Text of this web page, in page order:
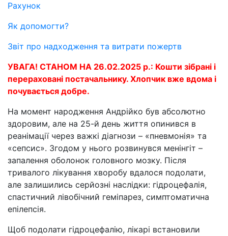
Рахунок
Як допомогти?
Звіт про надходження та витрати пожертв
УВАГА! СТАНОМ НА 26.02.2025 р.: Кошти зібрані і
перераховані постачальнику. Хлопчик вже вдома і
почувається добре.
На момент народження Андрійко був абсолютно
здоровим, але на 25-й день життя опинився в
реанімації через важкі діагнози – «пневмонія» та
«сепсис». Згодом у нього розвинувся менінгіт –
запалення оболонок головного мозку. Після
тривалого лікування хворобу вдалося подолати,
але залишились серйозні наслідки: гідроцефалія,
спастичний лівобічний геміпарез, симптоматична
епілепсія.
Щоб подолати гідроцефалію, лікарі встановили